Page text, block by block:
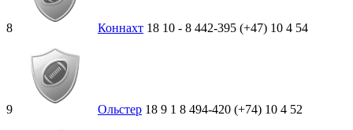
8 Коннахт 18 10 - 8 442-395 (+47) 10 4 54
9 Ольстер 18 9 1 8 494-420 (+74) 10 4 52